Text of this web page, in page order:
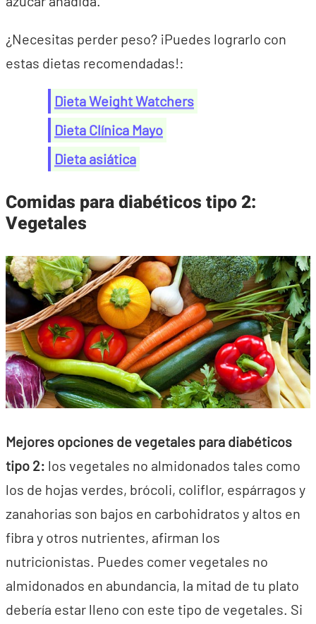
¿Necesitas perder peso? ¡Puedes lograrlo con
estas dietas recomendadas!:
Dieta Weight Watchers
Dieta Clínica Mayo
Dieta asiática
Comidas para diabéticos tipo 2:
Vegetales
Mejores opciones de vegetales para diabéticos
tipo 2: los vegetales no almidonados tales como
los de hojas verdes, brócoli, coliflor, espárragos y
zanahorias son bajos en carbohidratos y altos en
fibra y otros nutrientes, afirman los
nutricionistas. Puedes comer vegetales no
almidonados en abundancia, la mitad de tu plato
debería estar lleno con este tipo de vegetales. Si